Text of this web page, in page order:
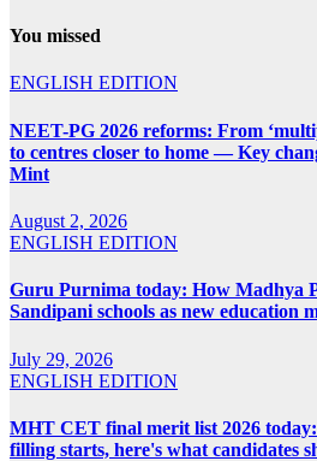
You missed
ENGLISH EDITION
NEET-PG 2026 reforms: From
to centres closer to home — Key
Mint
August 2, 2026
ENGLISH EDITION
Guru Purnima today: How Madhya
Sandipani schools as new education
July 29, 2026
ENGLISH EDITION
MHT CET final merit list 2026
filling starts, here's what candidates